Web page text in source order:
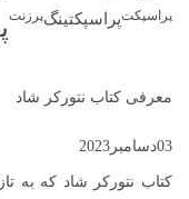
پراسپکتپراسپکتینگپرزنت
معرفی کتاب نتورکر شاد
03دسامبر 2023
کتاب نتورکر شاد که به